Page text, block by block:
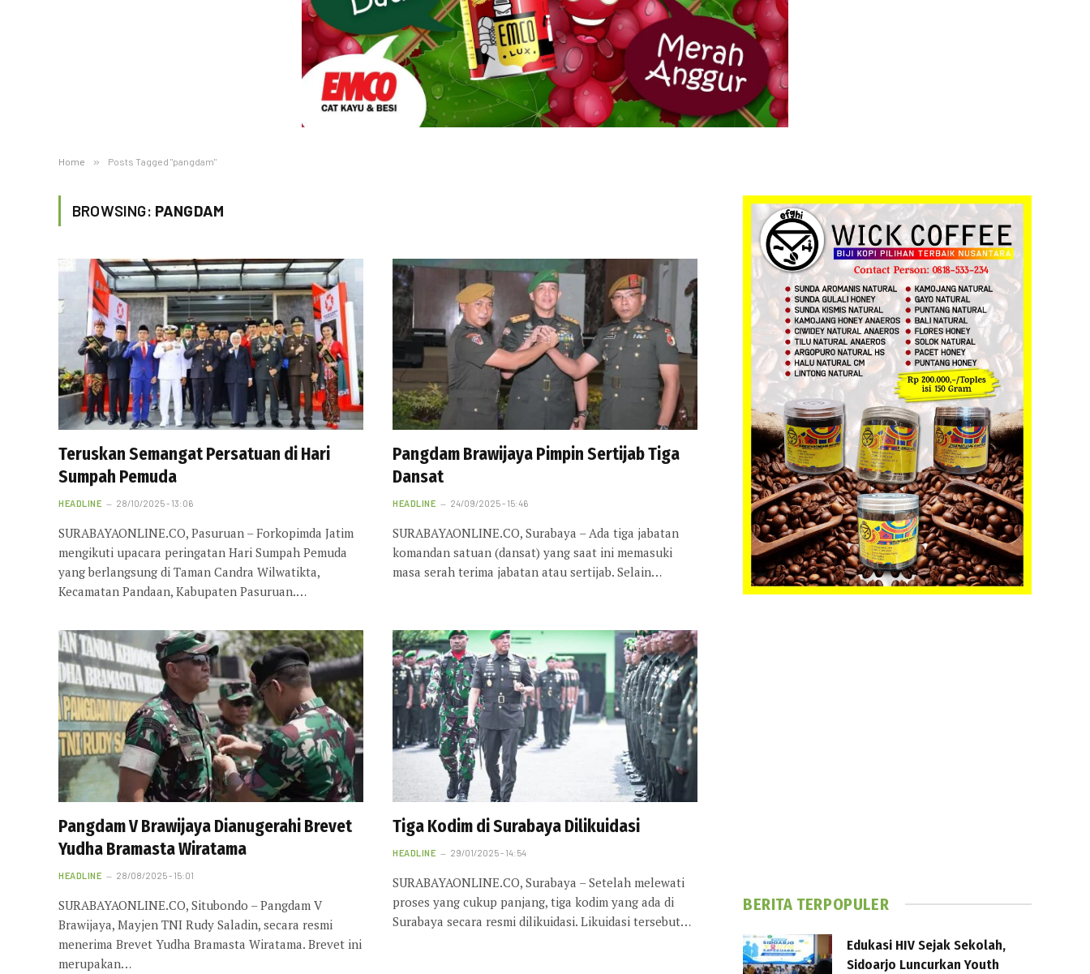
Home » Posts Tagged "pangdam"
BROWSING: PANGDAM
Teruskan Semangat Persatuan di Hari
Sumpah Pemuda
HEADLINE 28/10/2025 - 13:06
SURABAYAONLINE.CO, Pasuruan – Forkopimda Jatim
mengikuti upacara peringatan Hari Sumpah Pemuda
yang berlangsung di Taman Candra Wilwatikta,
Kecamatan Pandaan, Kabupaten Pasuruan.…
Pangdam Brawijaya Pimpin Sertijab Tiga
Dansat
HEADLINE 24/09/2025 - 15:46
SURABAYAONLINE.CO, Surabaya – Ada tiga jabatan
komandan satuan (dansat) yang saat ini memasuki
masa serah terima jabatan atau sertijab. Selain…
Pangdam V Brawijaya Dianugerahi Brevet
Yudha Bramasta Wiratama
HEADLINE 28/08/2025 - 15:01
SURABAYAONLINE.CO, Situbondo – Pangdam V
Brawijaya, Mayjen TNI Rudy Saladin, secara resmi
menerima Brevet Yudha Bramasta Wiratama. Brevet ini
merupakan…
Tiga Kodim di Surabaya Dilikuidasi
HEADLINE 29/01/2025 - 14:54
SURABAYAONLINE.CO, Surabaya – Setelah melewati
proses yang cukup panjang, tiga kodim yang ada di
Surabaya secara resmi dilikuidasi. Likuidasi tersebut…
BERITA TERPOPULER
Edukasi HIV Sejak Sekolah,
Sidoarjo Luncurkan Youth